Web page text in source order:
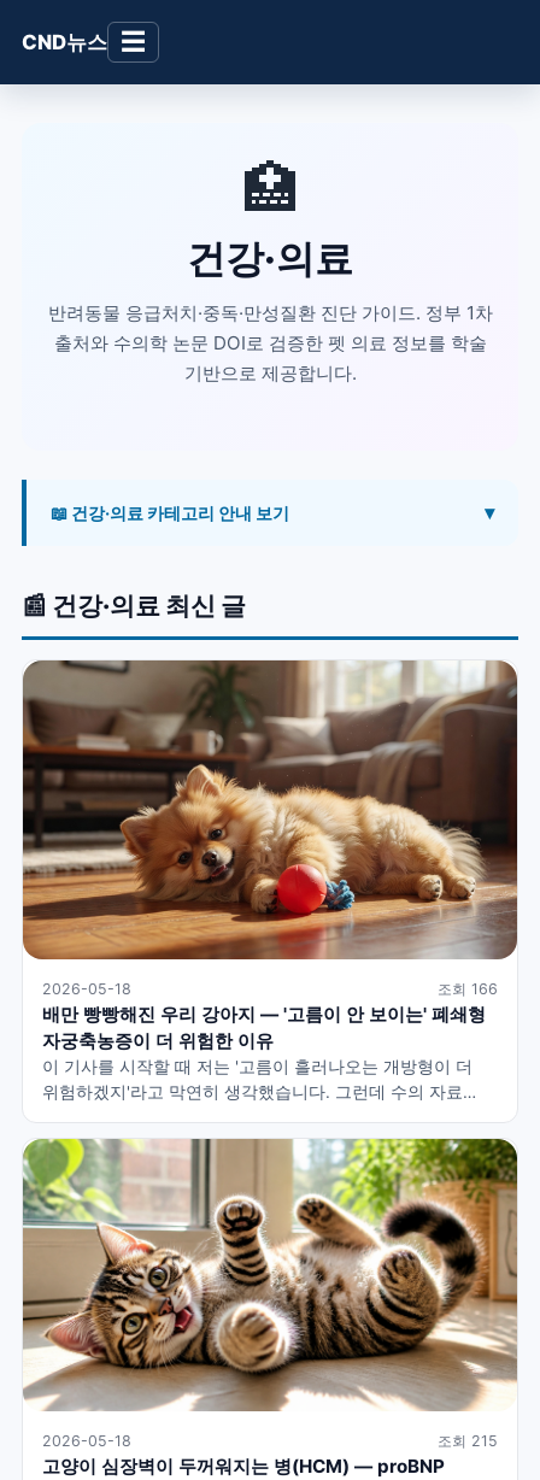
CND뉴스 ☰
🏥
건강·의료
반려동물 응급처치·중독·만성질환 진단 가이드. 정부 1차
출처와 수의학 논문 DOI로 검증한 펫 의료 정보를 학술
기반으로 제공합니다.
📖 건강·의료 카테고리 안내 보기
📰 건강·의료 최신 글
2026-05-18 조회 166
배만 빵빵해진 우리 강아지 — '고름이 안 보이는' 폐쇄형
자궁축농증이 더 위험한 이유
이 기사를 시작할 때 저는 '고름이 흘러나오는 개방형이 더
위험하겠지'라고 막연히 생각했습니다. 그런데 수의 자료
않는 폐쇄형이, 더 많은 강아지를 패혈증으로 몰고 갑니다.
이유는 단 하나, 보호자가 '늦게' 알아채기 때문입니다.
2026-05-18 조회 215
고양이 심장벽이 두꺼워지는 병(HCM) — proBNP